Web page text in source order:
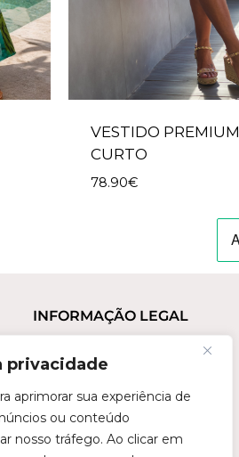
privacidade
aprimorar sua experiência de
ou conteúdo
nosso tráfego. Ao clicar em
VESTIDO PREMIUM
CURTO
78.90€
INFORMAÇÃO LEGAL
Política de Privacidade
Trocas e Devoluções
Perguntas Frequentes
Condições de Revenda